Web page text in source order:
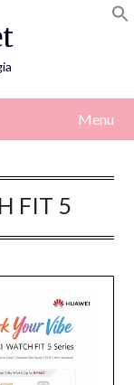
Menu
FIT 5